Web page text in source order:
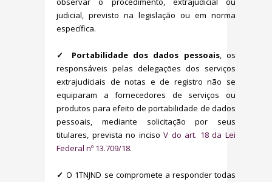
judicial, previsto na legislação ou em norma
específica.
✓ Portabilidade dos dados pessoais, os
responsáveis pelas delegações dos serviços
extrajudiciais de notas e de registro não se
equiparam a fornecedores de serviços ou
produtos para efeito de portabilidade de dados
pessoais, mediante solicitação por seus
titulares, prevista no incisoV do art. 18 da Lei
Federal nº 13.709/18.
✓O 1TNJND se compromete a responder todas